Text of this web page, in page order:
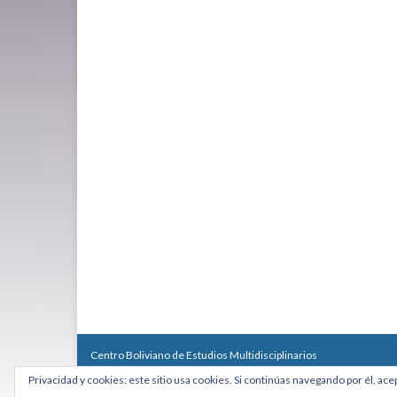
Centro Boliviano de Estudios Multidisciplinarios
Calle Macario Pinilla # 2588 esq. Av. Arce, Edificio Arcadia,
Teléfono: +591 2431818 - Celular: +591 73027636
Privacidad y cookies: este sitio usa cookies. Si continúas navegando por él,